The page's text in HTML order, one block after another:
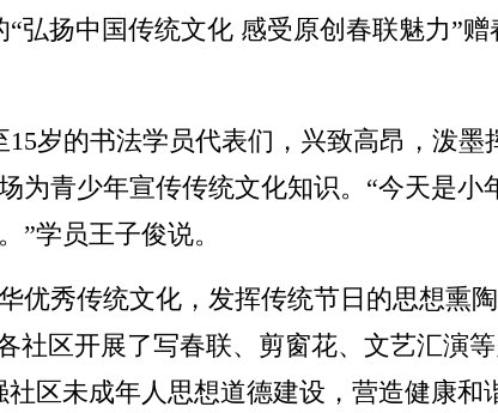
弘扬中国传统文化 感受原创春联魅力”
岁的书法学员代表们，兴致高昂，泼
为青少年宣传传统文化知识。“今天是小
”学员王子俊说。
优秀传统文化，发挥传统节日的思想熏
社区开展了写春联、剪窗花、文艺汇演
区未成年人思想道德建设，营造健康